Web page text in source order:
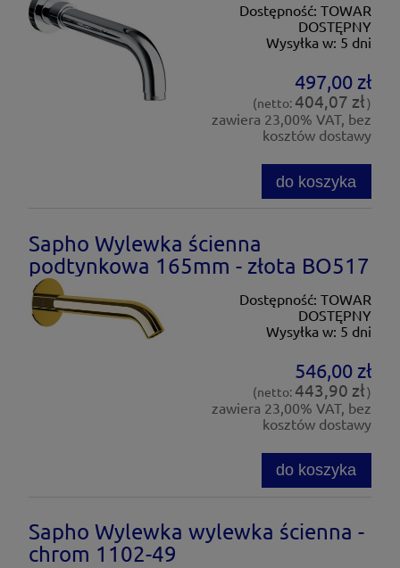
Dostępność: TOWAR
DOSTĘPNY
Wysyłka w: 5 dni
497,00 zł
(netto: 404,07 zł)
zawiera 23,00% VAT, bez
kosztów dostawy
do koszyka
Sapho Wylewka ścienna
podtynkowa 165mm - złota BO517
Dostępność: TOWAR
DOSTĘPNY
Wysyłka w: 5 dni
546,00 zł
(netto: 443,90 zł)
zawiera 23,00% VAT, bez
kosztów dostawy
do koszyka
Sapho Wylewka wylewka ścienna -
chrom 1102-49